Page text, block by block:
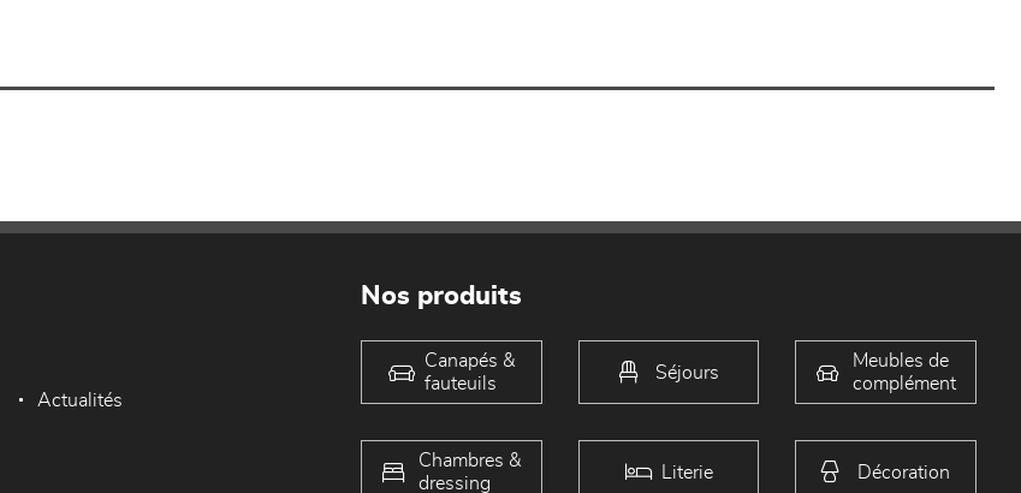
Actualités
Nos produits
Canapés &
fauteuils
Séjours
Meubles de
complément
Chambres &
dressing
Literie Décoration